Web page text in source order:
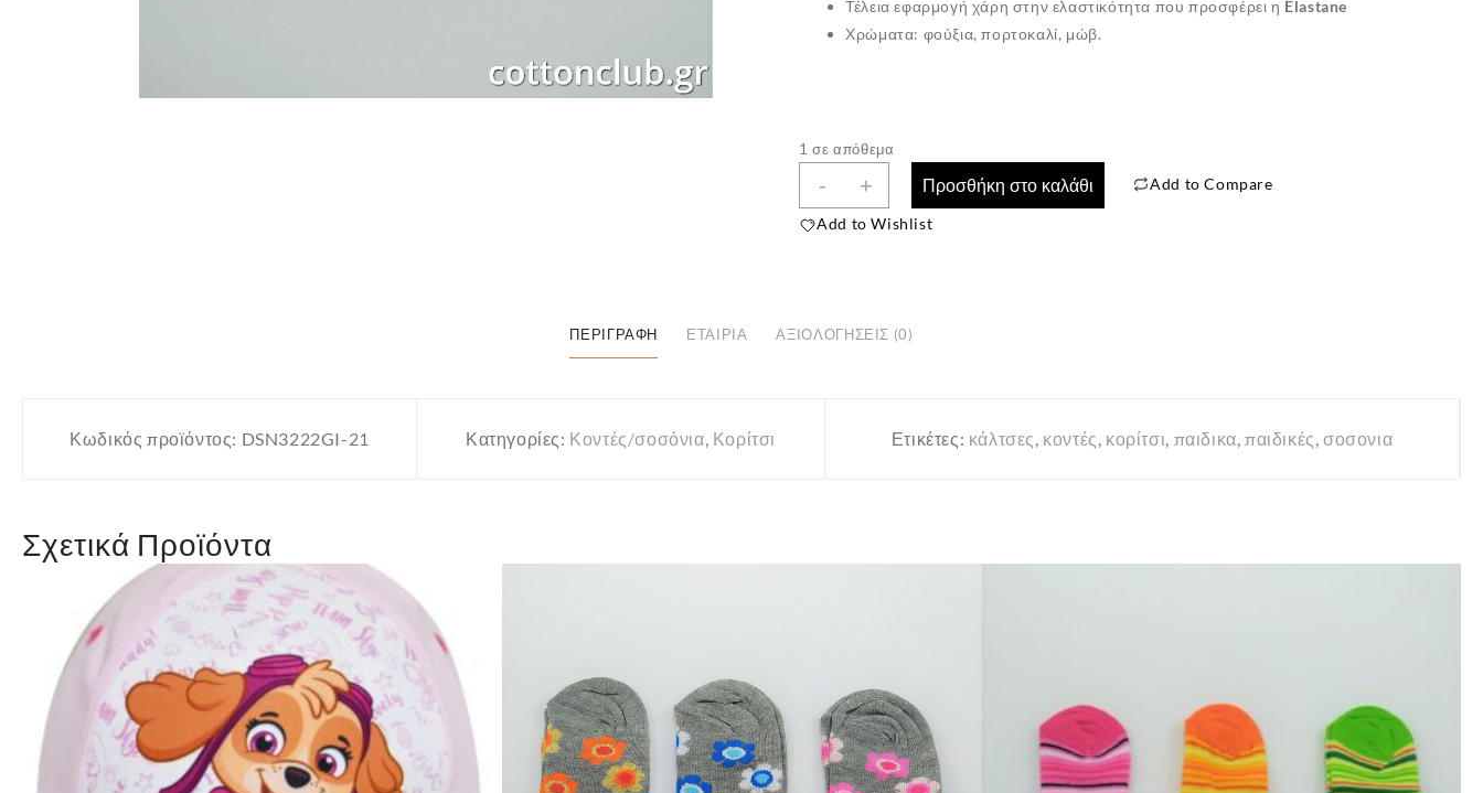
Τέλεια εφαρμογή χάρη στην ελαστικότητα που προσφέρει η Elastane
Χρώματα: φούξια, πορτοκαλί, μώβ.
1 σε απόθεμα
-
Κάλτσες
3
22,
ποσότητα
+ Προσθήκη στο καλάθι Add to Compare
Add to Wishlist
ΠΕΡΙΓΡΑΦΉ ΕΤΑΙΡΊΑ ΑΞΙΟΛΟΓΉΣΕΙΣ (0)
Κωδικός προϊόντος: DSN3222GI-21 Κατηγορίες: Κοντές/σοσόνια, Κορίτσι Ετικέτες: κάλτσες, κοντές, κορίτσι, παιδικα, παιδικές, σοσονια
Σχετικά Προϊόντα